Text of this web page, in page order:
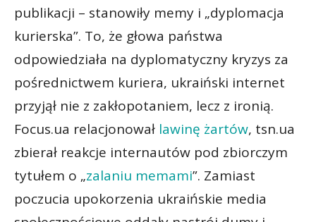
publikacji – stanowiły memy i „dyplomacja
kurierska”. To, że głowa państwa
odpowiedziała na dyplomatyczny kryzys za
pośrednictwem kuriera, ukraiński internet
przyjął nie z zakłopotaniem, lecz z ironią.
Focus.ua relacjonował lawinę żartów, tsn.ua
zbierał reakcje internautów pod zbiorczym
tytułem o „zalaniu memami”. Zamiast
poczucia upokorzenia ukraińskie media